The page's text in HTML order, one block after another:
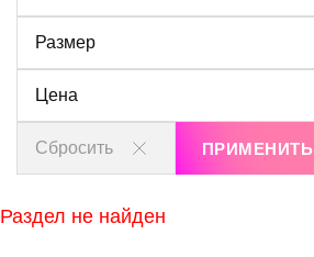
Размер
Цена
Сбросить ПРИМЕНИТЬ
Раздел не найден